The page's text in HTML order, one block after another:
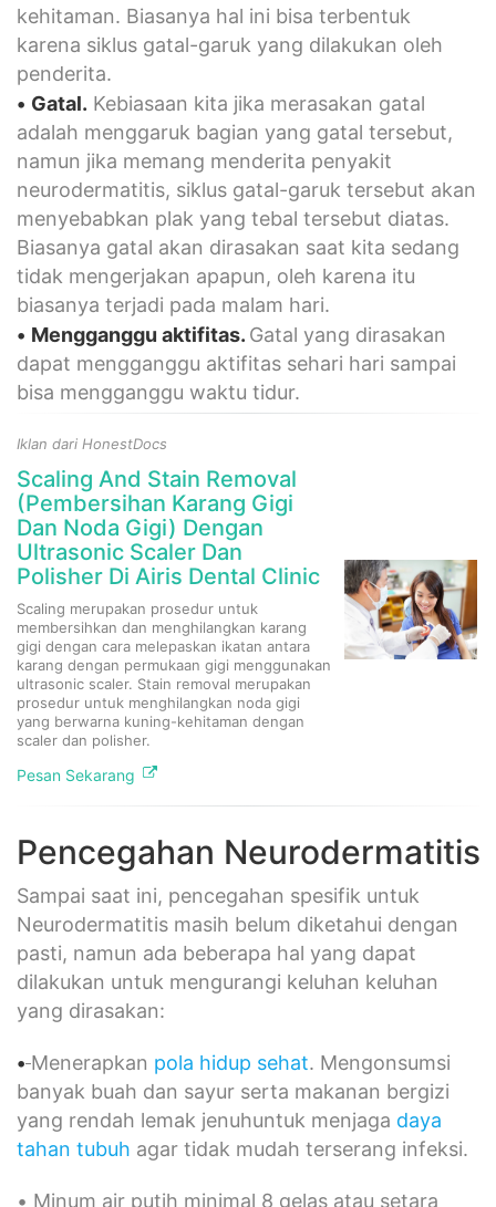
kehitaman. Biasanya hal ini bisa terbentuk
karena siklus gatal-garuk yang dilakukan oleh
penderita.
• Gatal. Kebiasaan kita jika merasakan gatal
adalah menggaruk bagian yang gatal tersebut,
namun jika memang menderita penyakit
neurodermatitis, siklus gatal-garuk tersebut akan
menyebabkan plak yang tebal tersebut diatas.
Biasanya gatal akan dirasakan saat kita sedang
tidak mengerjakan apapun, oleh karena itu
biasanya terjadi pada malam hari.
• Mengganggu aktifitas. Gatal yang dirasakan
dapat mengganggu aktifitas sehari hari sampai
bisa mengganggu waktu tidur.
Iklan dari HonestDocs
Scaling And Stain Removal
(Pembersihan Karang Gigi
Dan Noda Gigi) Dengan
Ultrasonic Scaler Dan
Polisher Di Airis Dental Clinic
Scaling merupakan prosedur untuk
membersihkan dan menghilangkan karang
gigi dengan cara melepaskan ikatan antara
karang dengan permukaan gigi menggunakan
ultrasonic scaler. Stain removal merupakan
prosedur untuk menghilangkan noda gigi
yang berwarna kuning-kehitaman dengan
scaler dan polisher.
Pesan Sekarang
Pencegahan Neurodermatitis
Sampai saat ini, pencegahan spesifik untuk
Neurodermatitis masih belum diketahui dengan
pasti, namun ada beberapa hal yang dapat
dilakukan untuk mengurangi keluhan keluhan
yang dirasakan:
• Menerapkan pola hidup sehat. Mengonsumsi
banyak buah dan sayur serta makanan bergizi
yang rendah lemak jenuhuntuk menjaga daya
tahan tubuh agar tidak mudah terserang infeksi.
• Minum air putih minimal 8 gelas atau setara